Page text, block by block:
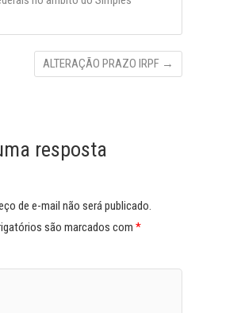
ALTERAÇÃO PRAZO IRPF →
resposta
de e-mail não será publicado.
são marcados com *